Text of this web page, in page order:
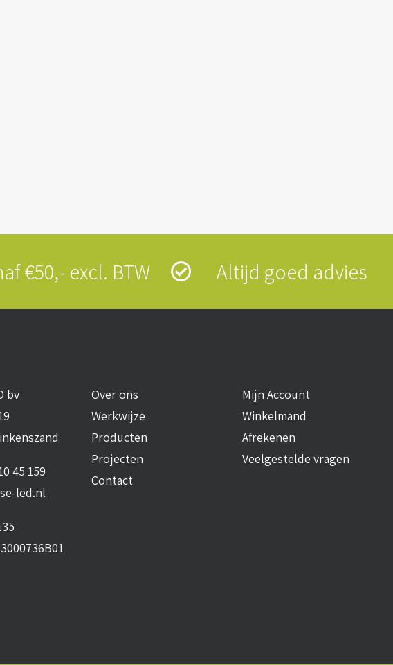
€50,- excl. BTW Altijd goed advies
bv
45 159
led.nl
Over ons
Werkwijze
Producten
Projecten
Contact
Mijn Account
Winkelmand
Afrekenen
Veelgestelde vragen